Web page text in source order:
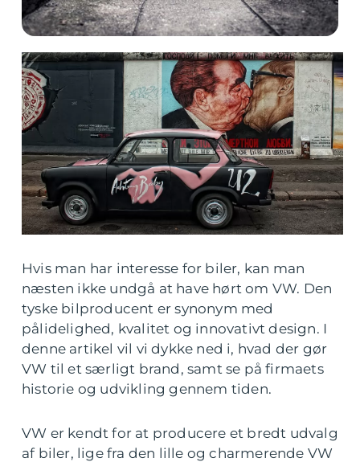
Hvis man har interesse for biler, kan man
næsten ikke undgå at have hørt om VW. Den
tyske bilproducent er synonym med
pålidelighed, kvalitet og innovativt design. I
denne artikel vil vi dykke ned i, hvad der gør
VW til et særligt brand, samt se på firmaets
historie og udvikling gennem tiden.
VW er kendt for at producere et bredt udvalg
af biler, lige fra den lille og charmerende VW